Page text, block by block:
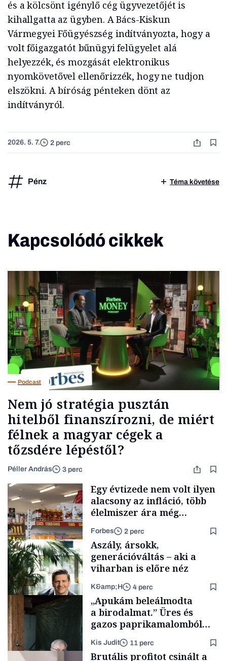
és a kölcsönt igénylő cég ügyvezetőjét is
kihallgatta az ügyben. A Bács-Kiskun
Vármegyei Főügyészség indítványozta, hogy a
volt főigazgatót bűnügyi felügyelet alá
helyezzék, és mozgását elektronikus
nyomkövetővel ellenőrizzék, hogy ne tudjon
elszökni. A bíróság pénteken dönt az
indítványról.
2026. 5. 7. 2 perc
Pénz Téma követése
Kapcsolódó cikkek
Podcast
Nem jó stratégia pusztán
hitelből finanszírozni, de miért
félnek a magyar cégek a
tőzsdére lépéstől?
Péller András 3 perc
Makro
Egy évtizede nem volt ilyen
alacsony az infláció, több
élelmiszer ára még
rohamosan csökken is
Forbes 2 perc
TÁMOGATÓI
TARTALOM
Aszály, ársokk,
generációváltás – aki a
viharban is előre néz
K&amp;H 4 perc
„Apukám beleálmodta
a birodalmat.” Üres és
gazos paprikamalomból
lett az igazi családi
fűszersztori
Kis Judit 11 perc
Brutális profitot csinált a